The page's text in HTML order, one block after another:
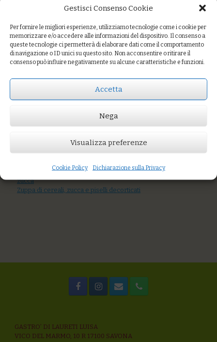
Gestisci Consenso Cookie
Per fornire le migliori esperienze, utilizziamo tecnologie come i cookie per
memorizzare e/o accedere alle informazioni del dispositivo. Il consenso a
queste tecnologie ci permetterà di elaborare dati come il comportamento
di navigazione o ID unici su questo sito. Non acconsentire o ritirare il
consenso può influire negativamente su alcune caratteristiche e funzioni.
Accetta
Nega
Visualizza preferenze
Cookie Policy Dichiarazione sulla Privacy
AGGIUNGI AL CARRELLO
You might also like
Trofie con gamberi rosa, zucchine, maggiorana e crema di
zucca
Zuppa di cereali, zucca e piselli decorticati
zucchine, uova e
maggiorana
vellutata di
verdure con farro
e crumble di pane
GASTRO’ DI LAURETI LUISA
VICO DEL MARMO, 10 R 17100 SAVONA